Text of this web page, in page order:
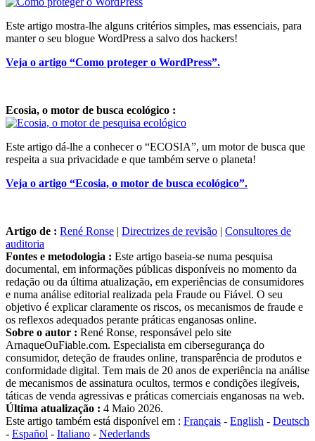
Este artigo mostra-lhe alguns critérios simples, mas essenciais, para
manter o seu blogue WordPress a salvo dos hackers!
Veja o artigo “Como proteger o WordPress”.
Ecosia, o motor de busca ecológico :
Este artigo dá-lhe a conhecer o “ECOSIA”, um motor de busca que
respeita a sua privacidade e que também serve o planeta!
Veja o artigo “Ecosia, o motor de busca ecológico”.
Artigo de : René Ronse | Directrizes de revisão | Consultores de
auditoria
Fontes e metodologia : Este artigo baseia-se numa pesquisa
documental, em informações públicas disponíveis no momento da
redação ou da última atualização, em experiências de consumidores
e numa análise editorial realizada pela Fraude ou Fiável. O seu
objetivo é explicar claramente os riscos, os mecanismos de fraude e
os reflexos adequados perante práticas enganosas online.
Sobre o autor : René Ronse, responsável pelo site
ArnaqueOuFiable.com. Especialista em cibersegurança do
consumidor, deteção de fraudes online, transparência de produtos e
conformidade digital. Tem mais de 20 anos de experiência na análise
de mecanismos de assinatura ocultos, termos e condições ilegíveis,
táticas de venda agressivas e práticas comerciais enganosas na web.
Última atualização : 4 Maio 2026.
Este artigo também está disponível em : Français - English - Deutsch
- Español - Italiano - Nederlands